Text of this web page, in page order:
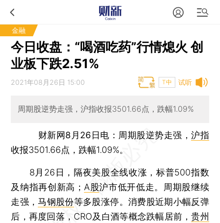
金融
今日收盘：“喝酒吃药”行情熄火 创
业板下跌2.51%
试听
2021年08月26日 15:00 T中
周期股逆势走强，沪指收报3501.66点，跌幅1.09%
财新网8月26日电 ：周期股逆势走强，沪指
收报3501.66点，跌幅1.09%。
8月26日，隔夜美股全线收涨，标普500指数
及纳指再创新高； A股沪市低开低走。周期股继续
走强，马钢股份等多股涨停。消费股近期小幅反弹
后，再度回落，CRO及白酒等概念跌幅居前，贵州